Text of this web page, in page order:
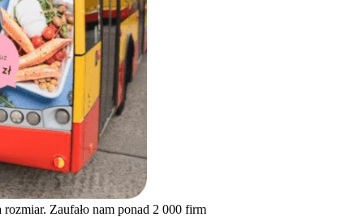
Zaufało nam ponad 2 000 firm